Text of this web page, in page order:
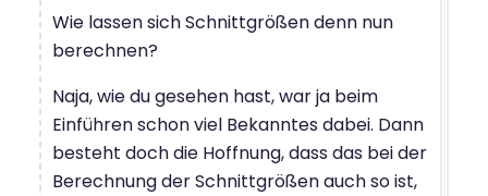
Wie lassen sich Schnittgrößen denn nun
berechnen?
Naja, wie du gesehen hast, war ja beim
Einführen schon viel Bekanntes dabei. Dann
besteht doch die Hoffnung, dass das bei der
Berechnung der Schnittgrößen auch so ist,